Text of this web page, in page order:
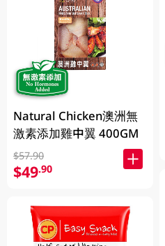
Natural Chicken澳洲無
激素添加雞中翼 400GM
$57.90
$49.90